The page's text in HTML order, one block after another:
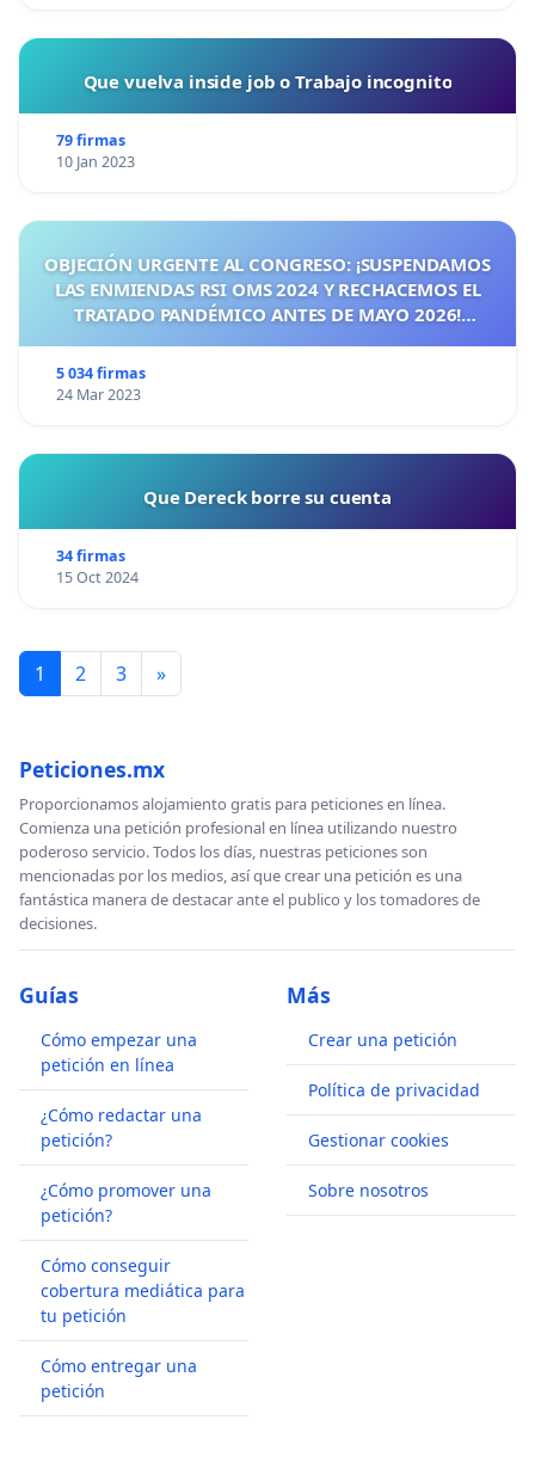
Que vuelva inside job o Trabajo incognito
79 firmas
10 Jan 2023
OBJECIÓN URGENTE AL CONGRESO: ¡SUSPENDAMOS
LAS ENMIENDAS RSI OMS 2024 Y RECHACEMOS EL
TRATADO PANDÉMICO ANTES DE MAYO 2026!
5 034 firmas
24 Mar 2023
Que Dereck borre su cuenta
34 firmas
15 Oct 2024
1 2 3 »
Peticiones.mx
Proporcionamos alojamiento gratis para peticiones en línea.
Comienza una petición profesional en línea utilizando nuestro
poderoso servicio. Todos los días, nuestras peticiones son
mencionadas por los medios, así que crear una petición es una
fantástica manera de destacar ante el publico y los tomadores de
decisiones.
Guías
Cómo empezar una
petición en línea
¿Cómo redactar una
petición?
¿Cómo promover una
petición?
Cómo conseguir
cobertura mediática para
tu petición
Cómo entregar una
petición
Más
Crear una petición
Política de privacidad
Gestionar cookies
Sobre nosotros